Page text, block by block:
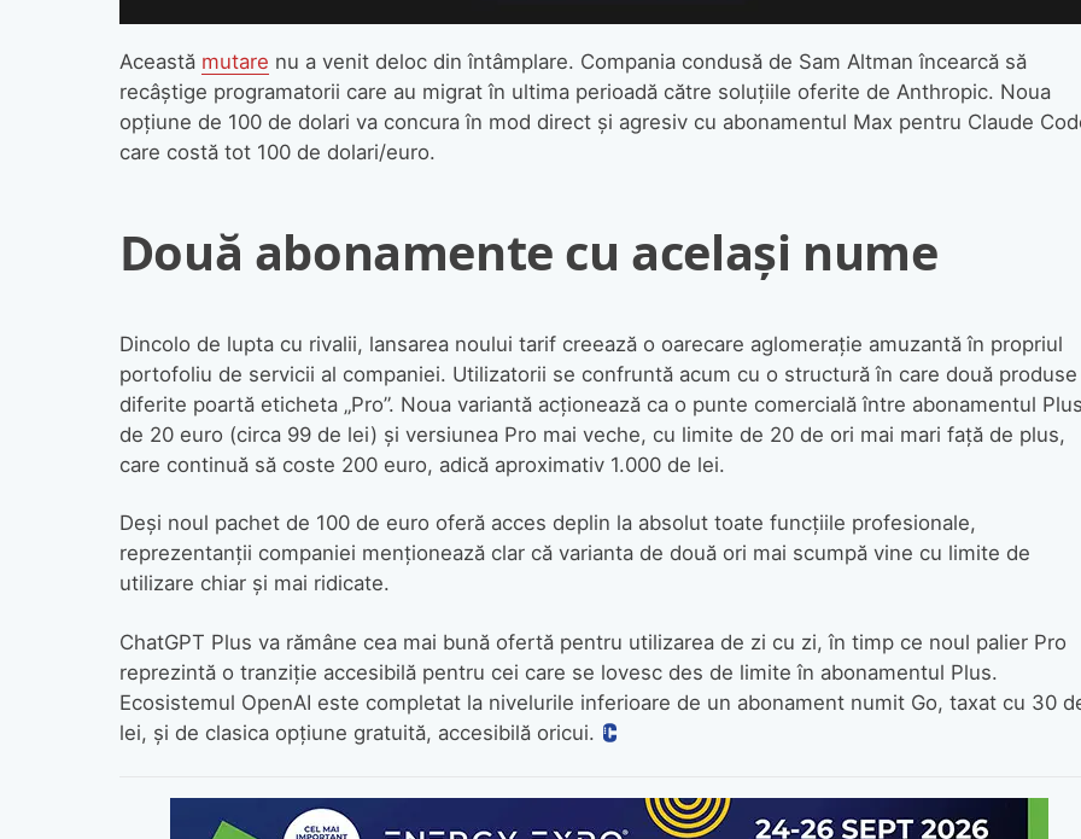
Această mutare nu a venit deloc din întâmplare. Compania condusă de Sam Altman încearcă să
recâștige programatorii care au migrat în ultima perioadă către soluțiile oferite de Anthropic. Noua
opțiune de 100 de dolari va concura în mod direct și agresiv cu abonamentul Max pentru Claude
care costă tot 100 de dolari/euro.
Două abonamente cu același nume
Dincolo de lupta cu rivalii, lansarea noului tarif creează o oarecare aglomerație amuzantă în propriul
portofoliu de servicii al companiei. Utilizatorii se confruntă acum cu o structură în care două produse
diferite poartă eticheta „Pro”. Noua variantă acționează ca o punte comercială între abonamentul
de 20 euro (circa 99 de lei) și versiunea Pro mai veche, cu limite de 20 de ori mai mari față de plus,
care continuă să coste 200 euro, adică aproximativ 1.000 de lei.
Deși noul pachet de 100 de euro oferă acces deplin la absolut toate funcțiile profesionale,
reprezentanții companiei menționează clar că varianta de două ori mai scumpă vine cu limite de
utilizare chiar și mai ridicate.
ChatGPT Plus va rămâne cea mai bună ofertă pentru utilizarea de zi cu zi, în timp ce noul palier Pro
reprezintă o tranziție accesibilă pentru cei care se lovesc des de limite în abonamentul Plus.
Ecosistemul OpenAI este completat la nivelurile inferioare de un abonament numit Go, taxat cu 30
lei, și de clasica opțiune gratuită, accesibilă oricui.